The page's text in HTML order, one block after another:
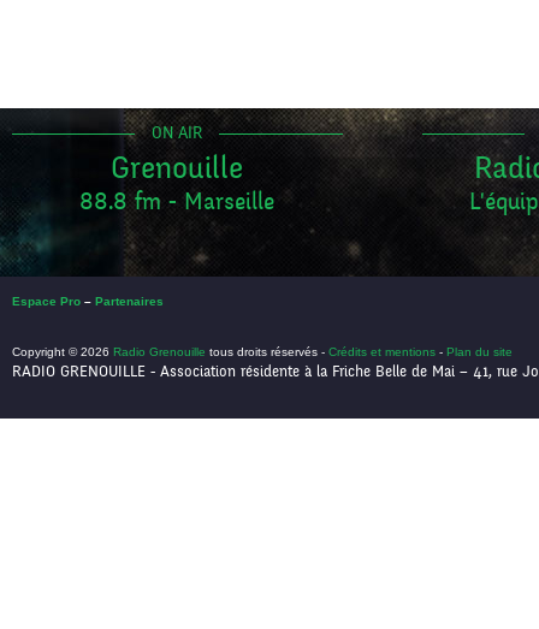
ON AIR
Grenouille
88.8 fm - Marseille
Espace Pro – Partenaires
Copyright © 2026 Radio Grenouille tous droits réservés - Crédits et mentions - Plan du site
RADIO GRENOUILLE - Association résidente à la Friche Belle de Mai – 41, rue